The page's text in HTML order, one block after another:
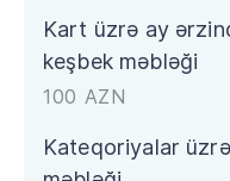
Kart üzrə ay
keşbek məbləği
100 AZN
Kateqoriyalar